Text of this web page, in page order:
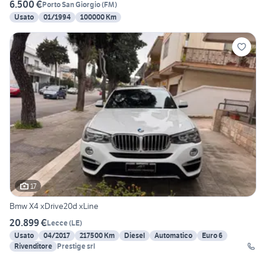
6.500 €Porto San Giorgio(FM)
Usato
01/1994 100000 Km
17
Bmw X4 xDrive20d xLine
20.899 €Lecce(LE)
Usato
04/2017 217500 Km Diesel Automatico
Euro 6
Rivenditore Prestige srl